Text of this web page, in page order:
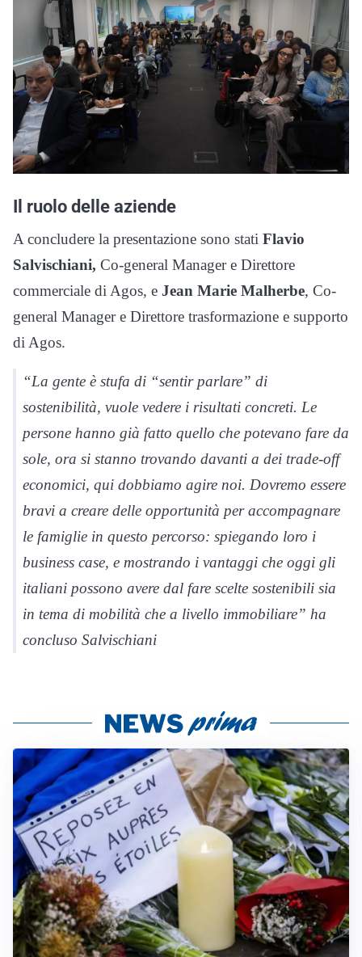
Il ruolo delle aziende
A concludere la presentazione sono stati Flavio
Salvischiani, Co-general Manager e Direttore
commerciale di Agos, e Jean Marie Malherbe, Co-
general Manager e Direttore trasformazione e supporto
di Agos.
“La gente è stufa di “sentir parlare” di
sostenibilità, vuole vedere i risultati concreti. Le
persone hanno già fatto quello che potevano fare da
sole, ora si stanno trovando davanti a dei trade-off
economici, qui dobbiamo agire noi. Dovremo essere
bravi a creare delle opportunità per accompagnare
le famiglie in questo percorso: spiegando loro i
business case, e mostrando i vantaggi che oggi gli
italiani possono avere dal fare scelte sostenibili sia
in tema di mobilità che a livello immobiliare” ha
concluso Salvischiani